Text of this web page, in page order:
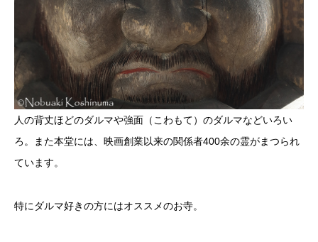
人の背丈ほどのダルマや強面（こわもて）のダルマなどいろい
ろ。また本堂には、映画創業以来の関係者400余の霊がまつられ
ています。
特にダルマ好きの方にはオススメのお寺。